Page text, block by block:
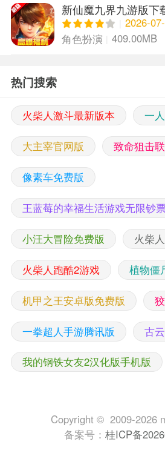
新仙魔九界九游版下
2026-
角色扮演
409.00MB
热门搜索
火柴人激斗最新版本 一
大主宰官网版 致命狙击
像素车免费版
王蓝莓的幸福生活游戏无限钞
小汪大冒险免费版 火柴
火柴人跑酷2游戏 植物僵
机甲之王安卓版免费版
一拳超人手游腾讯版 古
我的钢铁女友2汉化版手机版
Copyright © 2009-2026
备案号： 桂ICP备